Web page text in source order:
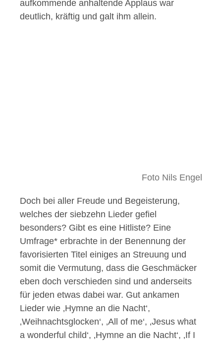
aufkommende anhaltende Applaus war
deutlich, kräftig und galt ihm allein.
Foto Nils Engel
Doch bei aller Freude und Begeisterung,
welches der siebzehn Lieder gefiel
besonders? Gibt es eine Hitliste? Eine
Umfrage* erbrachte in der Benennung der
favorisierten Titel einiges an Streuung und
somit die Vermutung, dass die Geschmäcker
eben doch verschieden sind und anderseits
für jeden etwas dabei war. Gut ankamen
Lieder wie ‚Hymne an die Nacht‘,
‚Weihnachtsglocken‘, ‚All of me‘, ‚Jesus what
a wonderful child‘, ‚Hymne an die Nacht‘, ‚If I